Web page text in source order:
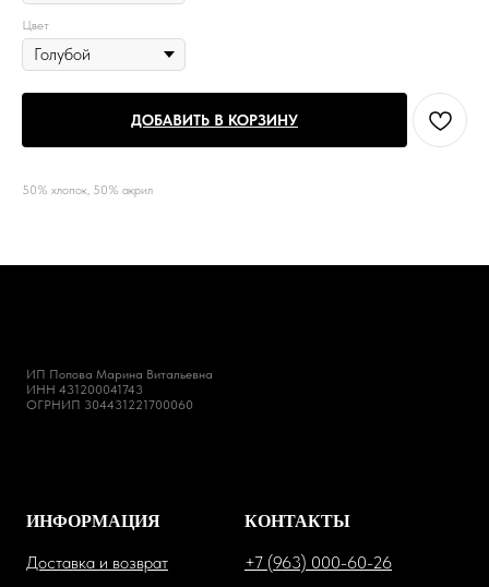
Цвет
ДОБАВИТЬ В КОРЗИНУ
50% хлопок, 50% акрил
ИП Попова Марина Витальевна
ИНН 431200041743
ОГРНИП 304431221700060
ИНФОРМАЦИЯ
Доставка и возврат
КОНТАКТЫ
+7 (963) 000-60-26